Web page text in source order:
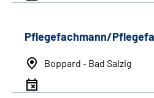
Pflegefachmann/
Boppard - Bad Salzig